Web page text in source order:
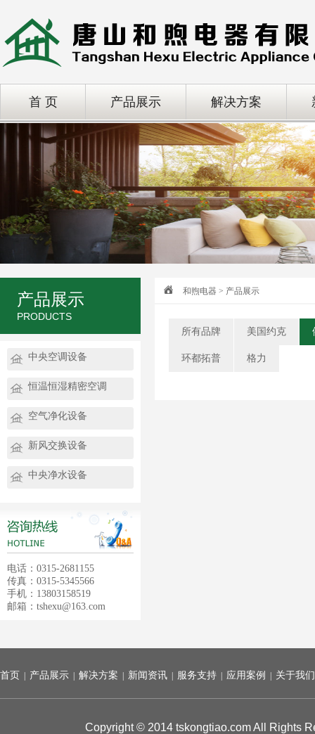
首 页 产品展示 解决方案
产品展示
PRODUCTS
中央空调设备
恒温恒湿精密空调
空气净化设备
新风交换设备
中央净水设备
电话：0315-2681155
传真：0315-5345566
手机：13803158519
邮箱：tshexu@163.com
和煦电器 > 产品展示
所有品牌 美国约克
环都拓普 格力
首页 产品展示 解决方案 新闻资讯 服务支持 应用案例 关于我们
Copyright © 2014 tskongtiao.com All Rights